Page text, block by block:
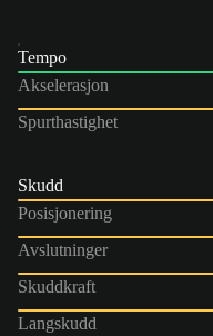
Tempo
Akselerasjon
Spurthastighet
Skudd
Posisjonering
Avslutninger
Skuddkraft
Langskudd